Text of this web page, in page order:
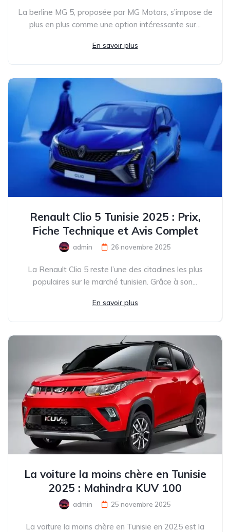
La berline MG 5, proposée par MG Motors, s’impose de
plus en plus comme une option intéressante sur...
En savoir plus
Renault Clio 5 Tunisie 2025 : Prix,
Fiche Technique et Avis Complet
admin 26 novembre 2025
La Renault Clio 5 reste l’une des citadines les plus
populaires sur le marché tunisien. Grâce à son...
En savoir plus
La voiture la moins chère en Tunisie
2025 : Mahindra KUV 100
admin 25 novembre 2025
La voiture la moins chère en Tunisie en 2025 est la